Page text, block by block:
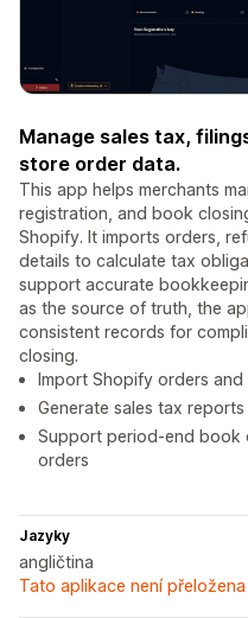
Manage sales tax,
store order data.
This app helps merchants
registration, and book
Shopify. It imports orders,
details to calculate tax
support accurate
as the source of truth, the
consistent records for
closing.
Import Shopify orders
Generate sales tax
Support period-end book
orders
Jazyky
angličtina
Tato aplikace není